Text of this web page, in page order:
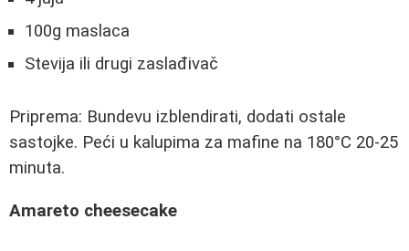
100g maslaca
Stevija ili drugi zaslađivač
Priprema: Bundevu izblendirati, dodati ostale
sastojke. Peći u kalupima za mafine na 180°C 20-25
minuta.
Amareto cheesecake